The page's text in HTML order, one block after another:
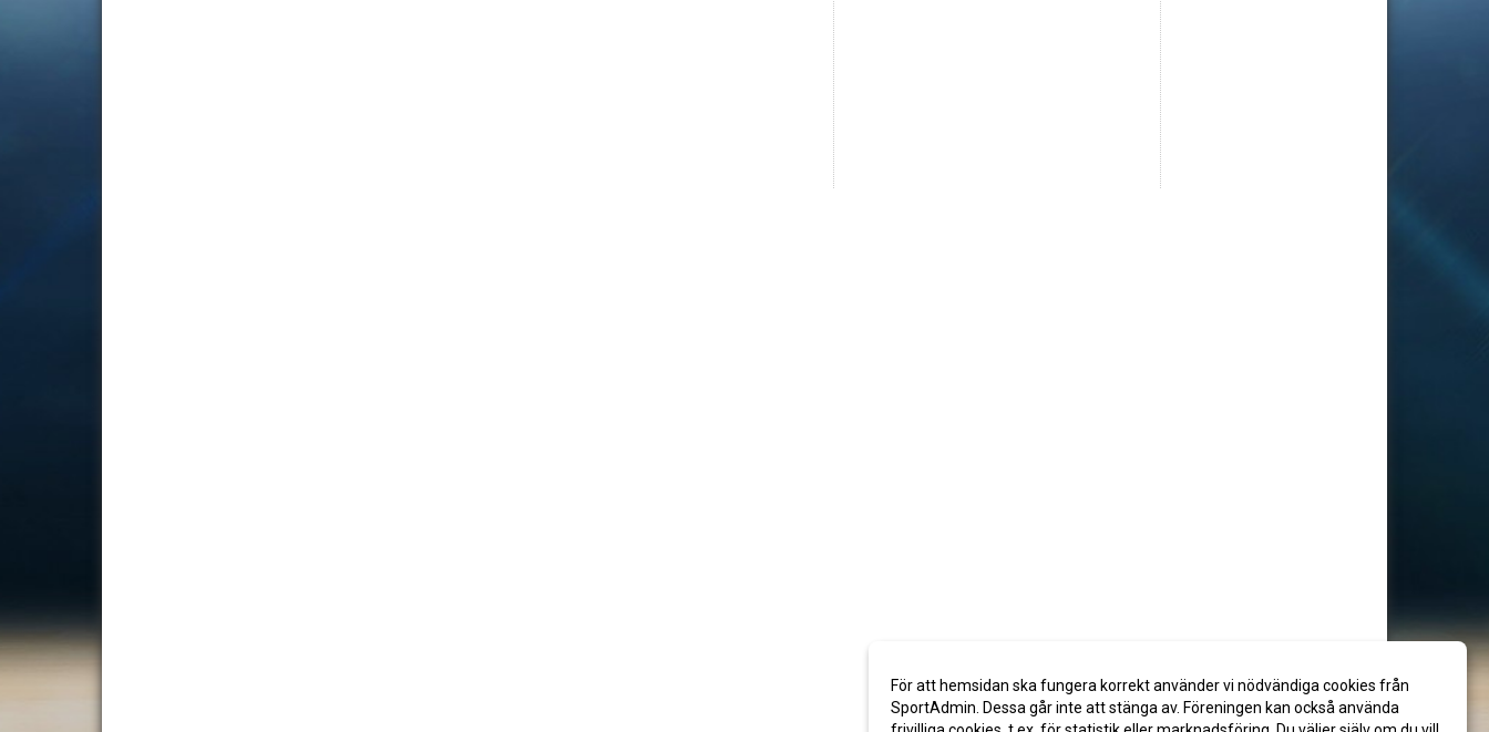
För att hemsidan ska fungera korrekt använder vi nödvändiga cookies från
SportAdmin. Dessa går inte att stänga av. Föreningen kan också använda